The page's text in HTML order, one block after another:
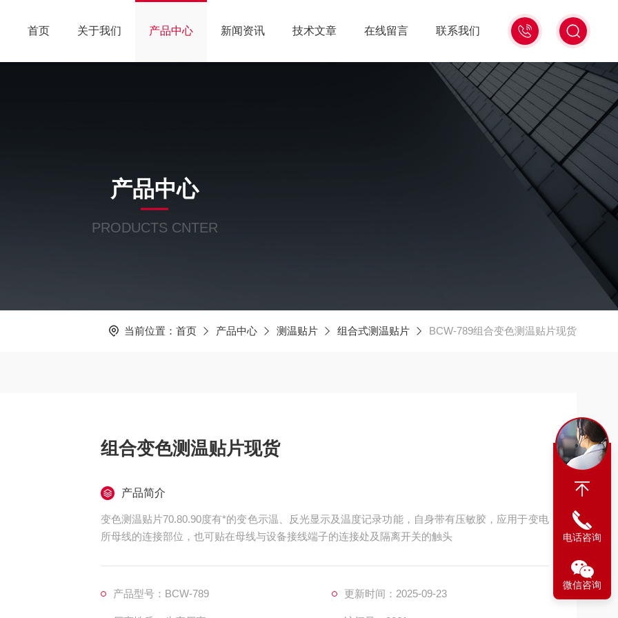
13439477936
首页 关于我们 产品中心 新闻资讯 技术文章 在线留言 联系我们
产品中心
PRODUCTS CNTER
当前位置： 首页 产品中心 测温贴片 组合式测温贴片 BCW-789组合变色测温贴片现货
组合变色测温贴片现货
产品简介
变色测温贴片70.80.90度有*的变色示温、反光显示及温度记录功能，自身带有压敏胶，应用于变电
所母线的连接部位，也可贴在母线与设备接线端子的连接处及隔离开关的触头
产品型号：BCW-789 更新时间：2025-09-23
电话咨询
微信咨询